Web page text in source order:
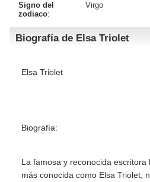
Signo del
zodiaco:
Virgo
Biografía de Elsa Triolet
Elsa Triolet
Biografía:
La famosa y reconocida escritora
más conocida como Elsa Triolet,